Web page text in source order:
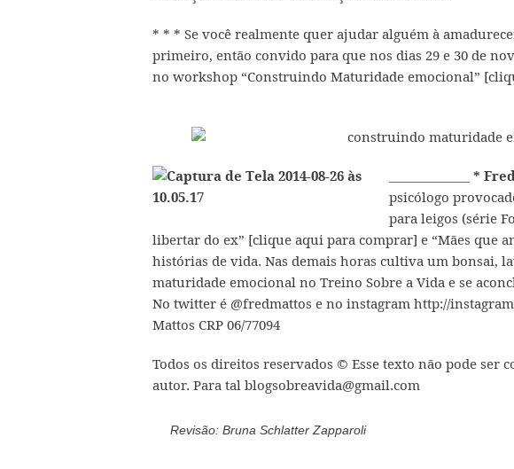
* * * Se você realmente quer ajudar alguém à
primeiro, então convido para que nos dias 29 e 30 de
no workshop “Construindo Maturidade emocional”
*
psicólogo
para leigos (série
libertar do ex” [clique aqui para comprar] e “Mães que
histórias de vida. Nas demais horas cultiva um bonsai,
maturidade emocional no Treino Sobre a Vida e se
No twitter é @fredmattos e no instagram http://
Mattos CRP 06/77094
Todos os direitos reservados © Esse texto não pode ser
autor. Para tal blogsobreavida@gmail.com
Revisão: Bruna Schlatter Zapparoli